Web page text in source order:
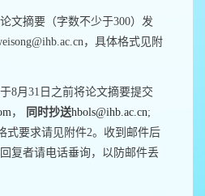
论文摘要（字数不少于300）发
，具体格式见附
8月 31 日之前将论文摘要提交
， 同时抄送hbols@ihb.ac.cn;
式要求请见附件2。收到邮件后
复者请电话垂询，以防邮件丢